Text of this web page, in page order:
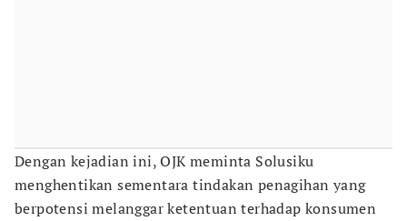
Dengan kejadian ini, OJK meminta Solusiku
menghentikan sementara tindakan penagihan yang
berpotensi melanggar ketentuan terhadap konsumen